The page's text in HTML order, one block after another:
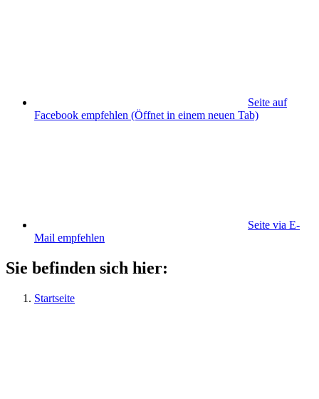
Seite auf
Facebook empfehlen (Öffnet in einem neuen Tab)
Seite via E-
Mail empfehlen
Sie befinden sich hier:
Startseite